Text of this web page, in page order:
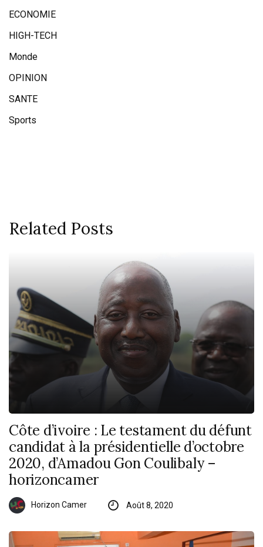
ECONOMIE
HIGH-TECH
Monde
OPINION
SANTE
Sports
Related Posts
Côte d’ivoire : Le testament du défunt
candidat à la présidentielle d’octobre
2020, d’Amadou Gon Coulibaly –
horizoncamer
Horizon Camer Août 8, 2020